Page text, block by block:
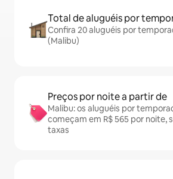
Total de aluguéis por
Confira 20 aluguéis por
(Malibu)
Preços por noite a partir de
Malibu: os aluguéis por
começam em R$ 565 por noite,
taxas